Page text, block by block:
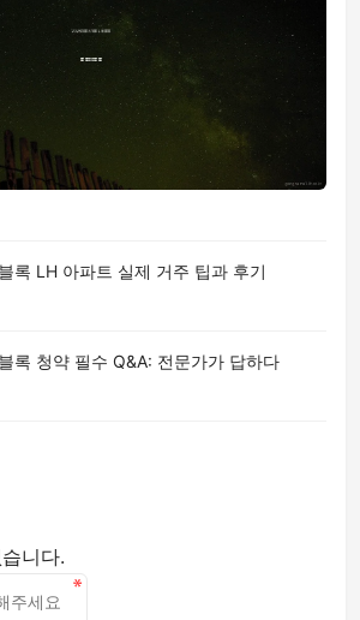
록 LH 아파트 실제 거주 팁과 후기
록 청약 필수 Q&A: 전문가가 답하다
니다.